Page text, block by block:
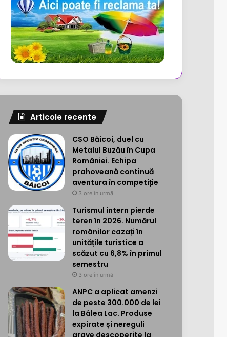
Articole recente
CSO Băicoi, duel cu
Metalul Buzău în Cupa
României. Echipa
prahoveană continuă
aventura în competiție
3 ore în urmă
Turismul intern pierde
teren în 2026. Numărul
românilor cazați în
unitățile turistice a
scăzut cu 6,8% în primul
semestru
3 ore în urmă
ANPC a aplicat amenzi
de peste 300.000 de lei
la Bâlea Lac. Produse
expirate și nereguli
grave descoperite la